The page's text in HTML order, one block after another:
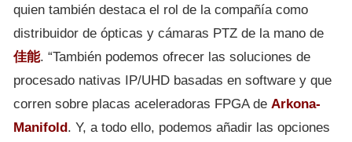
quien también destaca el rol de la compañía como
distribuidor de ópticas y cámaras PTZ de la mano de
佳能. “También podemos ofrecer las soluciones de
procesado nativas IP/UHD basadas en software y que
corren sobre placas aceleradoras FPGA de Arkona-
Manifold. Y, a todo ello, podemos añadir las opciones